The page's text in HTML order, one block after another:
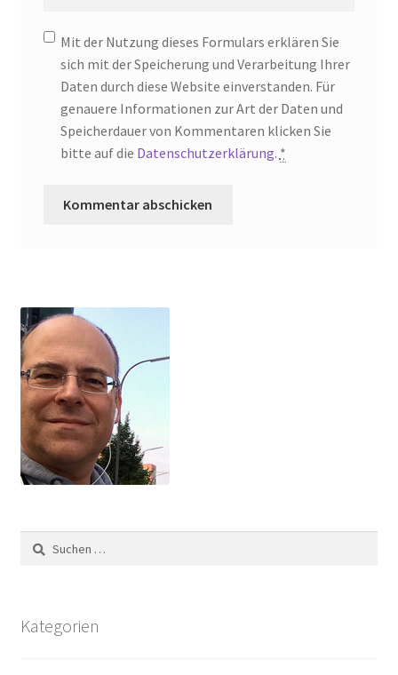
Mit der Nutzung dieses Formulars erklären Sie
sich mit der Speicherung und Verarbeitung Ihrer
Daten durch diese Website einverstanden. Für
genauere Informationen zur Art der Daten und
Speicherdauer von Kommentaren klicken Sie
bitte auf die Datenschutzerklärung. *
Suchen
nach:
Kategorien